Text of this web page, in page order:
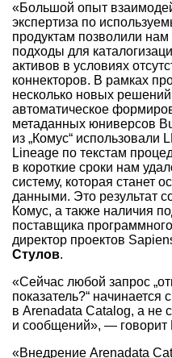
«Большой опыт
экспертиза по
продуктам позволили
подходы для
активов в условиях
коннекторов. В рамках
несколько новых
автоматическое
метаданных юниверсов
из „Комус“ использовали
Lineage по текстам
в короткие сроки нам
систему, которая станет
данными. Это результат
Комус, а также наличия
поставщика
директор проектов
Стулов.
«Сейчас любой запрос
показатель?“
в Arenadata Catalog, а не
и сообщений», —
«Внедрение Arenadata